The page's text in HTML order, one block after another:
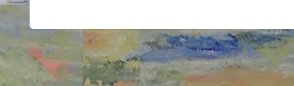
Post
navigation